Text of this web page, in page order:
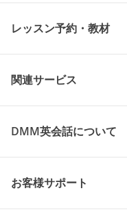
レッスン予約・教材
関連サービス
DMM英会話について
お客様サポート